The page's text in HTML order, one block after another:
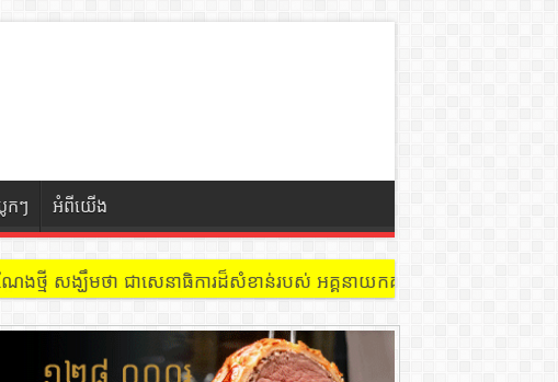
កៗ អំពីយើង
បែងសុីសង នៅជាន់ទី៩ បន្ទប់ ៩០២ !